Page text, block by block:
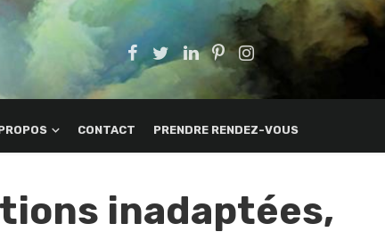
CONTACT PRENDRE RENDEZ-VOUS
inadaptées,